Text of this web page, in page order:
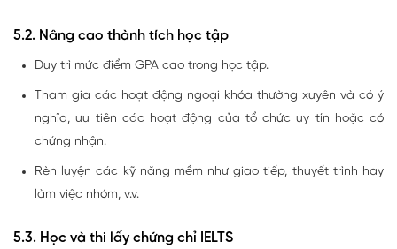
5.2. Nâng cao thành tích học tập
Duy trì mức điểm GPA cao trong học tập.
Tham gia các hoạt động ngoại khóa thường xuyên và có ý
nghĩa, ưu tiên các hoạt động của tổ chức uy tín hoặc có
chứng nhận.
Rèn luyện các kỹ năng mềm như giao tiếp, thuyết trình hay
làm việc nhóm, v.v.
5.3. Học và thi lấy chứng chỉ IELTS